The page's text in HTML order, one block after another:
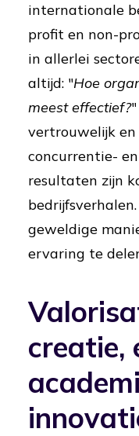
internationale
profit en non-
in allerlei
altijd: "Hoe
meest effectief?
vertrouwelijk
concurrentie-
resultaten zijn
geweldige
ervaring te
creatie,